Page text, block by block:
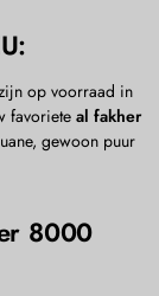
op voorraad in
favoriete al fakher
gewoon puur
8000